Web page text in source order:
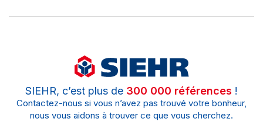
SIEHR, c’est plus de 300 000 références !
Contactez-nous si vous n’avez pas trouvé votre bonheur,
nous vous aidons à trouver ce que vous cherchez.